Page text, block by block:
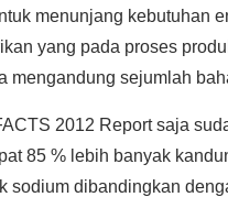
menunjang kebutuhan
yang pada proses
mengandung sejumlah
2012 Report saja
85 % lebih banyak
sodium dibandingkan